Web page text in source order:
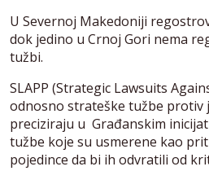
U Severnoj Makedoniji
dok jedino u Crnoj Gori nema
tužbi.
SLAPP (Strategic Lawsuits
odnosno strateške tužbe protiv
preciziraju u Građanskim
tužbe koje su usmerene kao
pojedince da bi ih odvratili od